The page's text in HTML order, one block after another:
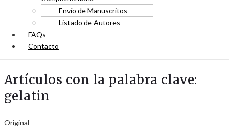
Envío de Manuscritos
Listado de Autores
FAQs
Contacto
Artículos con la palabra clave:
gelatin
Original